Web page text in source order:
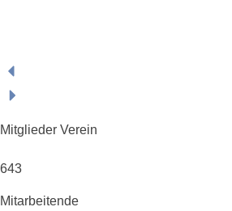
Mitglieder Verein
643
Mitarbeitende